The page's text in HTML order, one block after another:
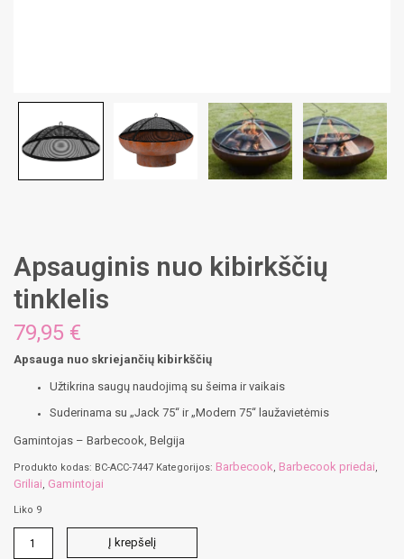
Apsauginis nuo kibirkščių
tinklelis
79,95 €
Apsauga nuo skriejančių kibirkščių
Užtikrina saugų naudojimą su šeima ir vaikais
Suderinama su „Jack 75“ ir „Modern 75“ laužavietėmis
Gamintojas – Barbecook, Belgija
Produkto kodas: BC-ACC-7447 Kategorijos: Barbecook, Barbecook priedai,
Griliai, Gamintojai
Liko 9
kiekis:
Į krepšelį